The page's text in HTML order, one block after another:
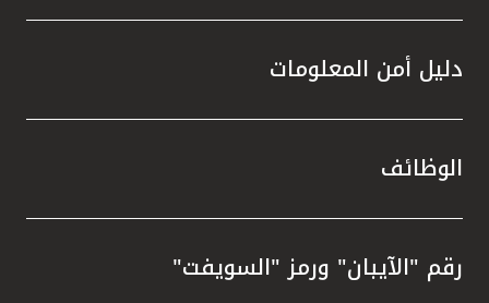
دليل أمن المعلومات
الوظائف
رقم "الآيبان" ورمز "السويفت"